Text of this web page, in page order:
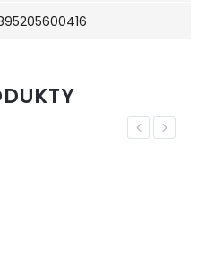
Previous
Next